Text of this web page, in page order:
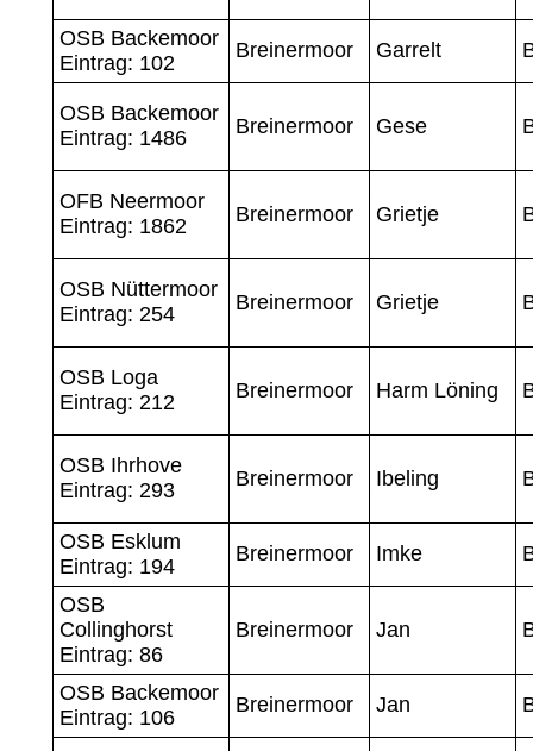
OSB Backemoor
Eintrag: 102
Breinermoor Garrelt
OSB Backemoor
Eintrag: 1486
Breinermoor Gese
OFB Neermoor
Eintrag: 1862
Breinermoor Grietje
OSB Nüttermoor
Eintrag: 254
Breinermoor Grietje
OSB Loga
Eintrag: 212
Breinermoor Harm Löning
OSB Ihrhove
Eintrag: 293
Breinermoor Ibeling
OSB Esklum
Eintrag: 194
Breinermoor Imke
OSB
Collinghorst
Eintrag: 86
Breinermoor Jan
OSB Backemoor
Eintrag: 106
Breinermoor Jan